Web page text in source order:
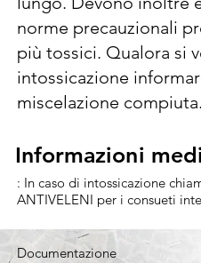
Documentazione
la vegetazione
Iniziare i trattamenti al
condizioni climatiche
della malattia,
giorni, proseguendoli
calendari di lotta della
trattamenti durante le
giornata.
norme precauzionali
più tossici. Qualora si
intossicazione
miscelazione compiuta.
Informazioni
Informazioni
: In caso di intossicazione
ANTIVELENI per i consueti